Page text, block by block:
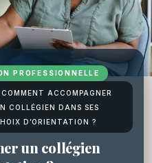
PROFESSIONNELLE
COMMENT ACCOMPAGNER
COLLÉGIEN DANS SES
D’ORIENTATION ?
un collégien